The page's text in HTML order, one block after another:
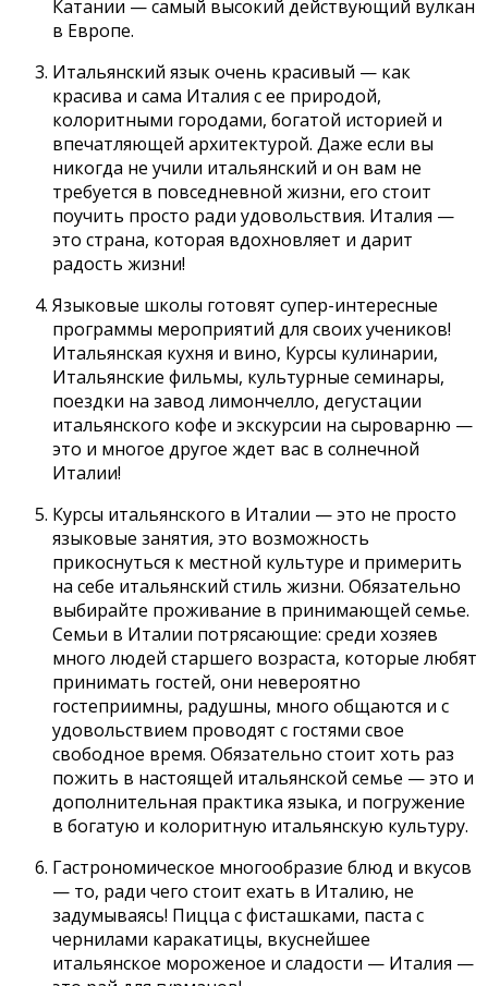
Катании — самый высокий действующий вулкан
в Европе.
Итальянский язык очень красивый — как
красива и сама Италия с ее природой,
колоритными городами, богатой историей и
впечатляющей архитектурой. Даже если вы
никогда не учили итальянский и он вам не
требуется в повседневной жизни, его стоит
поучить просто ради удовольствия. Италия —
это страна, которая вдохновляет и дарит
радость жизни!
Языковые школы готовят супер-интересные
программы мероприятий для своих учеников!
Итальянская кухня и вино, Курсы кулинарии,
Итальянские фильмы, культурные семинары,
поездки на завод лимончелло, дегустации
итальянского кофе и экскурсии на сыроварню —
это и многое другое ждет вас в солнечной
Италии!
Курсы итальянского в Италии — это не просто
языковые занятия, это возможность
прикоснуться к местной культуре и примерить
на себе итальянский стиль жизни. Обязательно
выбирайте проживание в принимающей семье.
Семьи в Италии потрясающие: среди хозяев
много людей старшего возраста, которые любят
принимать гостей, они невероятно
гостеприимны, радушны, много общаются и с
удовольствием проводят с гостями свое
свободное время. Обязательно стоит хоть раз
пожить в настоящей итальянской семье — это и
дополнительная практика языка, и погружение
в богатую и колоритную итальянскую культуру.
Гастрономическое многообразие блюд и вкусов
— то, ради чего стоит ехать в Италию, не
задумываясь! Пицца с фисташками, паста с
чернилами каракатицы, вкуснейшее
итальянское мороженое и сладости — Италия —